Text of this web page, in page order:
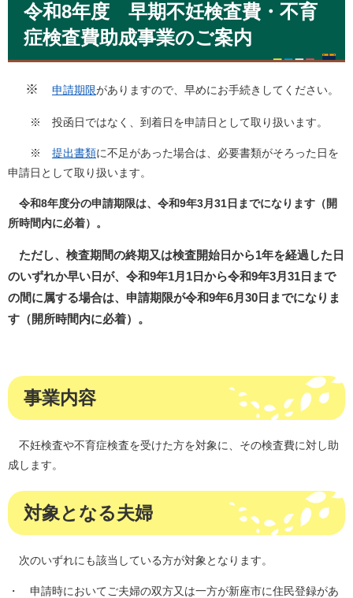
令和8年度 早期不妊検査費・不育
症検査費助成事業のご案内
※ 申請期限がありますので、早めにお手続きしてください。
※ 投函日ではなく、到着日を申請日として取り扱います。
※ 提出書類に不足があった場合は、必要書類がそろった日を
申請日として取り扱います。
令和8年度分の申請期限は、令和9年3月31日までになります（開
所時間内に必着）。
ただし、検査期間の終期又は検査開始日から1年を経過した日
のいずれか早い日が、令和9年1月1日から令和9年3月31日まで
の間に属する場合は、申請期限が令和9年6月30日までになりま
す（開所時間内に必着）。
事業内容
不妊検査や不育症検査を受けた方を対象に、その検査費に対し助
成します。
対象となる夫婦
次のいずれにも該当している方が対象となります。
・ 申請時においてご夫婦の双方又は一方が新座市に住民登録があ